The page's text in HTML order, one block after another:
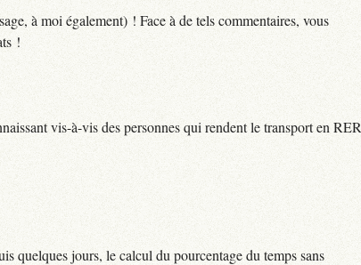
à moi également) ! Face à de tels commentaires, vous
!
vis-à-vis des personnes qui rendent le transport en RER
quelques jours, le calcul du pourcentage du temps sans